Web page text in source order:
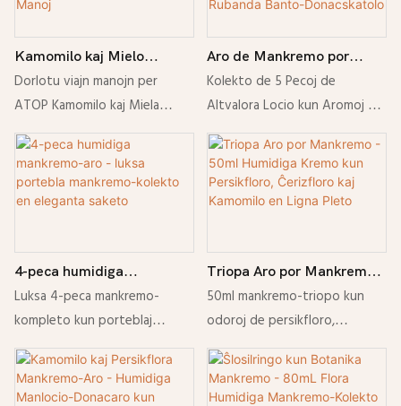
formulo rapide sorbiĝas por
malsekigi kaj trankviligi sekan
haŭton.
Perfekta por donacoj kaj
reklamoj.
Kamomilo kaj Mielo
Mankremo 200mL -
Trankviliga kaj Humidiga
Manoj
Dorlotu viajn manojn per
ATOP Kamomilo kaj Miela
Mankremo (200 ml). Ĉi tiu
trankviliga, ne-grasa formulo
profunde hidratigas kaj
trankviligas sekan, irititan
uzo, sentema haŭto kaj
longdaŭra moleco.
Aro de Mankremo por
Sankt-Valentena Tago kun
5 Humidigaj Locioj kun
Sesangula Rubanda Banto-
Donacskatolo
Kolekto de 5 Pecoj de
Altvalora Locio kun Aromoj de
Rozo, Lotuso, Orkideo, Lilio en
Eleganta Sesangula
donacskatolo. Roza Bukedo ·
Lotusfloro · Orkidea Revo ·
4-peca humidiga
mankremo-aro - luksa
portebla mankremo-
Luksa 4-peca mankremo-
kompleto kun porteblaj
humidigaj locioj en eleganta
saketo. Moligas sekajn manojn
samtempe provizante glatan,
Triopa Aro por Mankremo -
50ml Humidiga Kremo kun
Persikfloro, Ĉerizfloro kaj
50ml mankremo-triopo kun
odoroj de persikfloro,
ĉerizfloro kaj kamomilo en
dekoracia ligna pleto por
molaj, hidratigitaj manoj.